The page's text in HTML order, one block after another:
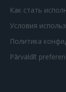
Как стать
Условия
Политика
Pārvaldīt